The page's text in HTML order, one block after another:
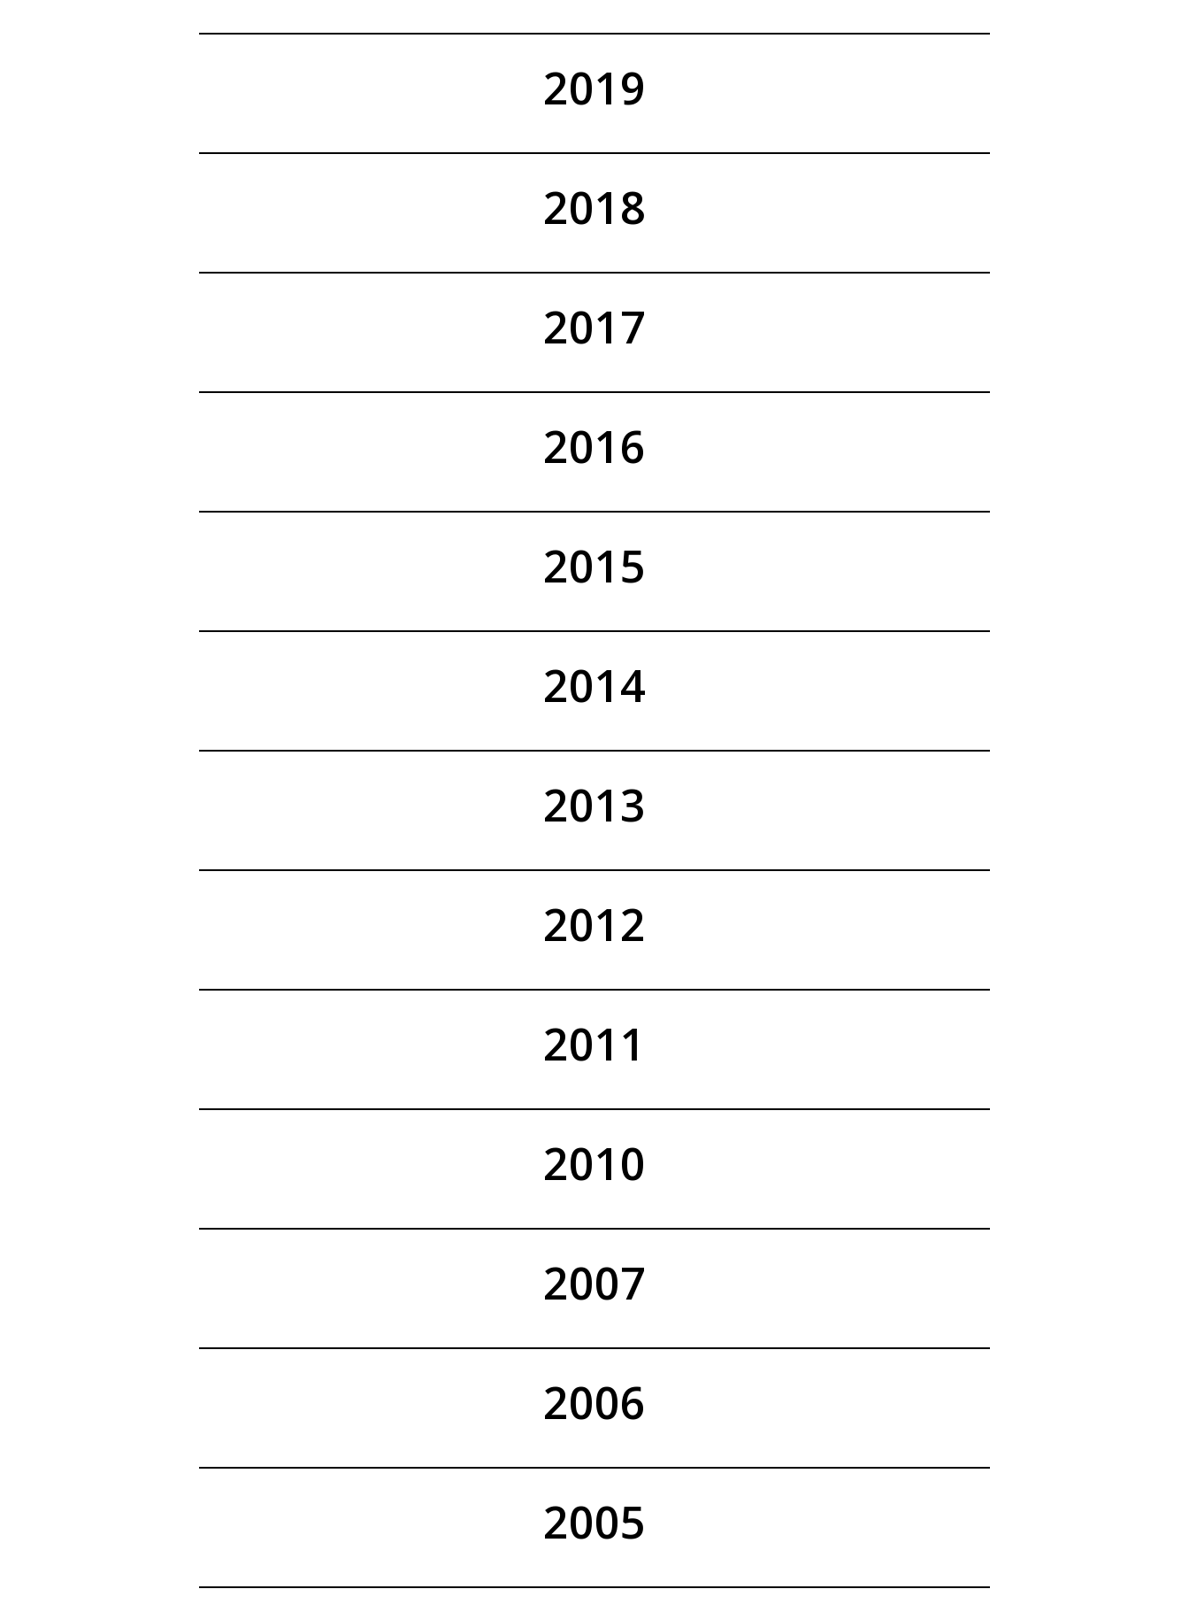
2019
2018
2017
2016
2015
2014
2013
2012
2011
2010
2007
2006
2005